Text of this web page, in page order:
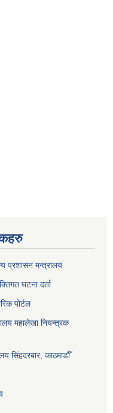
प्रशासन मन्त्रालय
घटना दर्ता
पोर्टल
महालेखा नियन्त्रक
सिंहदरबार, काठमाडौँ